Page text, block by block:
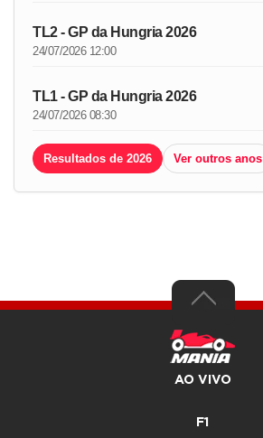
TL2 - GP da Hungria 2026
24/07/2026 12:00
TL1 - GP da Hungria 2026
24/07/2026 08:30
Resultados de 2026 Ver outros anos
AO VIVO
F1